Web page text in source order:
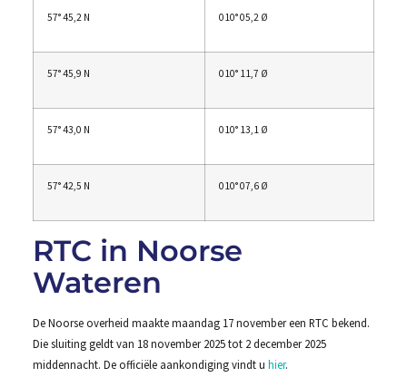
57° 45,2 N 010° 05,2 Ø
57° 45,9 N 010° 11,7 Ø
57° 43,0 N 010° 13,1 Ø
57° 42,5 N 010° 07,6 Ø
RTC in Noorse
Wateren
De Noorse overheid maakte maandag 17 november een RTC bekend.
Die sluiting geldt van 18 november 2025 tot 2 december 2025
middennacht. De officiële aankondiging vindt u hier.